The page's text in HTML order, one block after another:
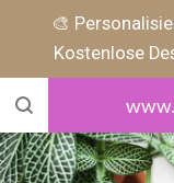
Hauptinhalt
springen
🎨
Kostenlose